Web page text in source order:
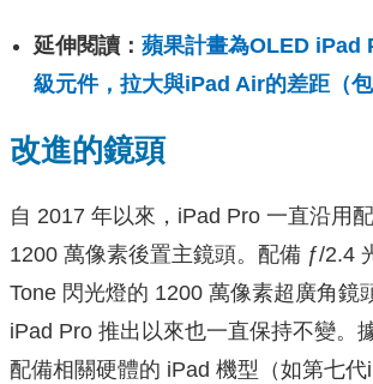
延伸閱讀： 蘋果計畫為OLED iPad
級元件，拉大與iPad Air的差距（包
改進的鏡頭
自 2017 年以來，iPad Pro 一直沿用
1200 萬像素後置主鏡頭。配備 ƒ/2.4
Tone 閃光燈的 1200 萬像素超廣角鏡
iPad Pro 推出以來也一直保持不變。
配備相關硬體的 iPad 機型（如第七